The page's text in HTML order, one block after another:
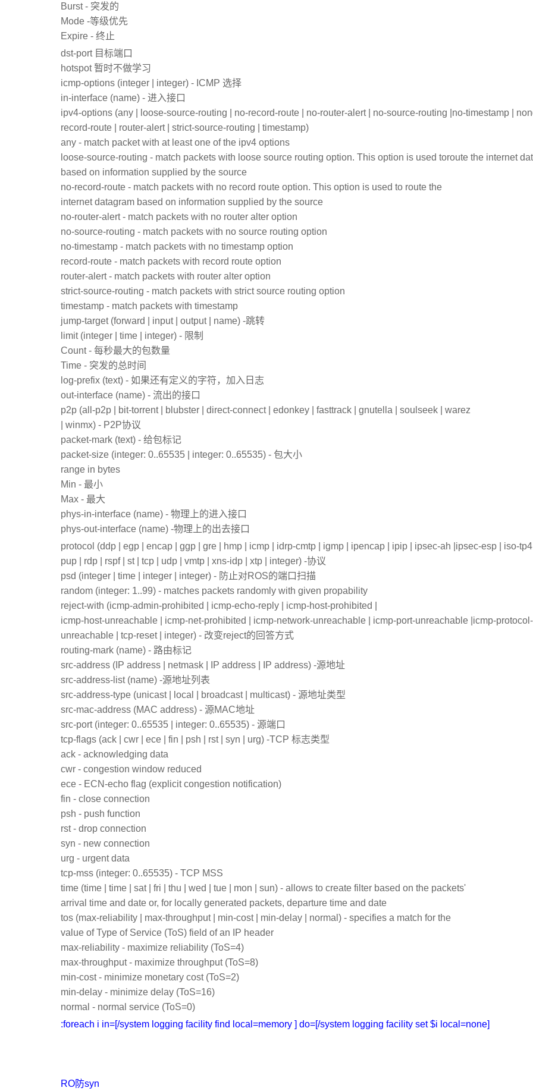
Burst - 突发的
Mode -等级优先
Expire - 终止
dst-port 目标端口
hotspot 暂时不做学习
icmp-options (integer | integer) - ICMP 选择
in-interface (name) - 进入接口
ipv4-options (any | loose-source-routing | no-record-route | no-router-alert | no-source-routing |no-timestamp |
record-route | router-alert | strict-source-routing | timestamp)
any - match packet with at least one of the ipv4 options
loose-source-routing - match packets with loose source routing option. This option is used toroute the internet
based on information supplied by the source
no-record-route - match packets with no record route option. This option is used to route the
internet datagram based on information supplied by the source
no-router-alert - match packets with no router alter option
no-source-routing - match packets with no source routing option
no-timestamp - match packets with no timestamp option
record-route - match packets with record route option
router-alert - match packets with router alter option
strict-source-routing - match packets with strict source routing option
timestamp - match packets with timestamp
jump-target (forward | input | output | name) -跳转
limit (integer | time | integer) - 限制
Count - 每秒最大的包数量
Time - 突发的总时间
log-prefix (text) - 如果还有定义的字符，加入日志
out-interface (name) - 流出的接口
p2p (all-p2p | bit-torrent | blubster | direct-connect | edonkey | fasttrack | gnutella | soulseek | warez
| winmx) - P2P协议
packet-mark (text) - 给包标记
packet-size (integer: 0..65535 | integer: 0..65535) - 包大小
range in bytes
Min - 最小
Max - 最大
phys-in-interface (name) - 物理上的进入接口
phys-out-interface (name) -物理上的出去接口
protocol (ddp | egp | encap | ggp | gre | hmp | icmp | idrp-cmtp | igmp | ipencap | ipip | ipsec-ah |ipsec-esp | iso-tp4
pup | rdp | rspf | st | tcp | udp | vmtp | xns-idp | xtp | integer) -协议
psd (integer | time | integer | integer) - 防止对ROS的端口扫描
random (integer: 1..99) - matches packets randomly with given propability
reject-with (icmp-admin-prohibited | icmp-echo-reply | icmp-host-prohibited |
icmp-host-unreachable | icmp-net-prohibited | icmp-network-unreachable | icmp-port-unreachable |icmp-protocol-
unreachable | tcp-reset | integer) - 改变reject的回答方式
routing-mark (name) - 路由标记
src-address (IP address | netmask | IP address | IP address) -源地址
src-address-list (name) -源地址列表
src-address-type (unicast | local | broadcast | multicast) - 源地址类型
src-mac-address (MAC address) - 源MAC地址
src-port (integer: 0..65535 | integer: 0..65535) - 源端口
tcp-flags (ack | cwr | ece | fin | psh | rst | syn | urg) -TCP 标志类型
ack - acknowledging data
cwr - congestion window reduced
ece - ECN-echo flag (explicit congestion notification)
fin - close connection
psh - push function
rst - drop connection
syn - new connection
urg - urgent data
tcp-mss (integer: 0..65535) - TCP MSS
time (time | time | sat | fri | thu | wed | tue | mon | sun) - allows to create filter based on the packets'
arrival time and date or, for locally generated packets, departure time and date
tos (max-reliability | max-throughput | min-cost | min-delay | normal) - specifies a match for the
value of Type of Service (ToS) field of an IP header
max-reliability - maximize reliability (ToS=4)
max-throughput - maximize throughput (ToS=8)
min-cost - minimize monetary cost (ToS=2)
min-delay - minimize delay (ToS=16)
normal - normal service (ToS=0)
:foreach i in=[/system logging facility find local=memory ] do=[/system logging facility set $i local=none]
RO防syn